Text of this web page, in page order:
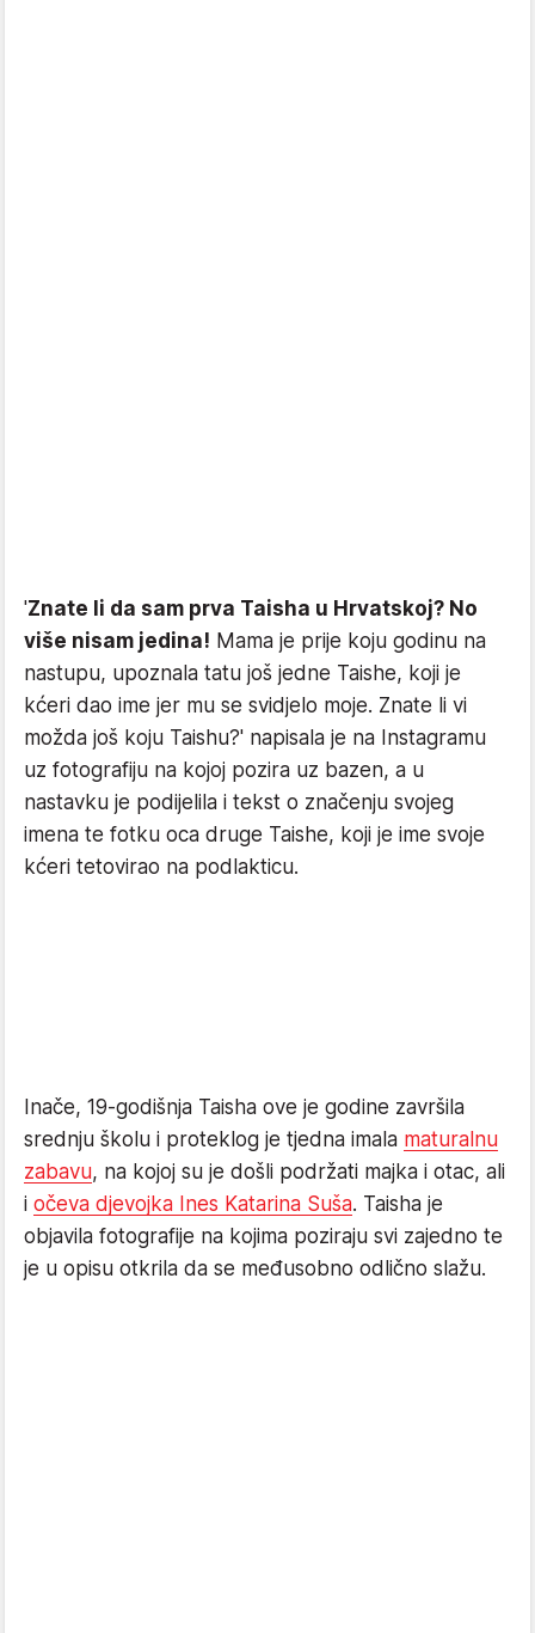
'Znate li da sam prva Taisha u Hrvatskoj? No
više nisam jedina! Mama je prije koju godinu na
nastupu, upoznala tatu još jedne Taishe, koji je
kćeri dao ime jer mu se svidjelo moje. Znate li vi
možda još koju Taishu?' napisala je na Instagramu
uz fotografiju na kojoj pozira uz bazen, a u
nastavku je podijelila i tekst o značenju svojeg
imena te fotku oca druge Taishe, koji je ime svoje
kćeri tetovirao na podlakticu.
Inače, 19-godišnja Taisha ove je godine završila
srednju školu i proteklog je tjedna imala maturalnu
zabavu, na kojoj su je došli podržati majka i otac, ali
i očeva djevojka Ines Katarina Suša. Taisha je
objavila fotografije na kojima poziraju svi zajedno te
je u opisu otkrila da se međusobno odlično slažu.